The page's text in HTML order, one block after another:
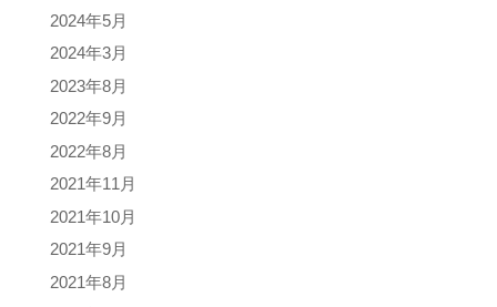
2024年5月
2024年3月
2023年8月
2022年9月
2022年8月
2021年11月
2021年10月
2021年9月
2021年8月